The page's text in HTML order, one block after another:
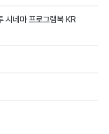
시네마 프로그램북 KR